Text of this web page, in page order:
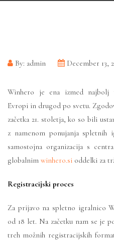
By: admin December 13,
Winhero je ena izmed
Evropi in drugod po svetu.
začetka 21. stoletja, ko so bili
z namenom ponujanja spletnih
samostojna organizacija s
globalnim winhero.si oddelki za
Registracijski proces
Za prijavo na spletno igralnico
od 18 let. Na začetku nam se je
treh možnih registracijskih